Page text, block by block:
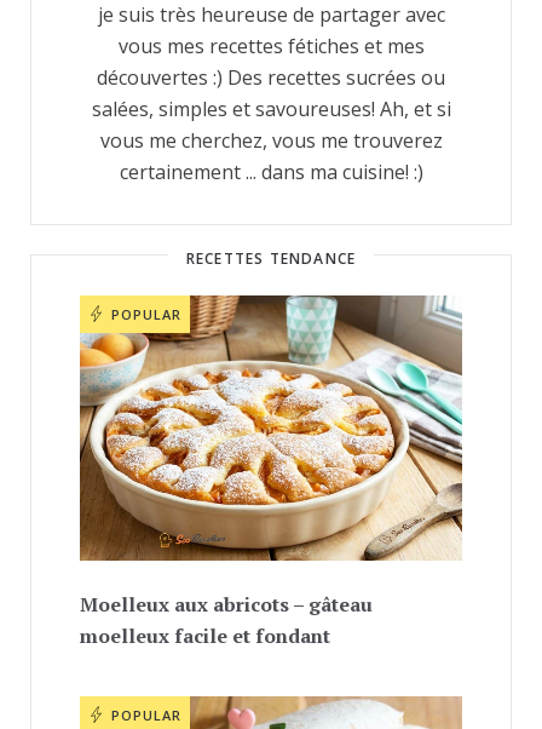
je suis très heureuse de partager avec
vous mes recettes fétiches et mes
découvertes :) Des recettes sucrées ou
salées, simples et savoureuses! Ah, et si
vous me cherchez, vous me trouverez
certainement ... dans ma cuisine! :)
RECETTES TENDANCE
POPULAR
Moelleux aux abricots – gâteau
moelleux facile et fondant
POPULAR